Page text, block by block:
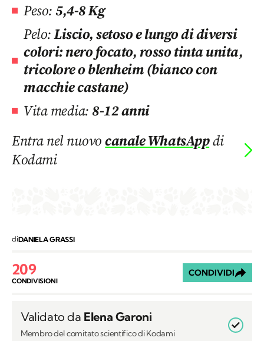
Peso:5,4-8 Kg
Pelo:Liscio, setoso e lungo di diversi
colori: nero focato, rosso tinta unita,
tricolore o blenheim (bianco con
macchie castane)
Vita media: 8-12 anni
Entra nel nuovocanale WhatsAppdi
Kodami
diDANIELA GRASSI
209
CONDIVISIONI
CONDIVIDI
Validato da Elena Garoni
Membro del comitato scientifico di Kodami